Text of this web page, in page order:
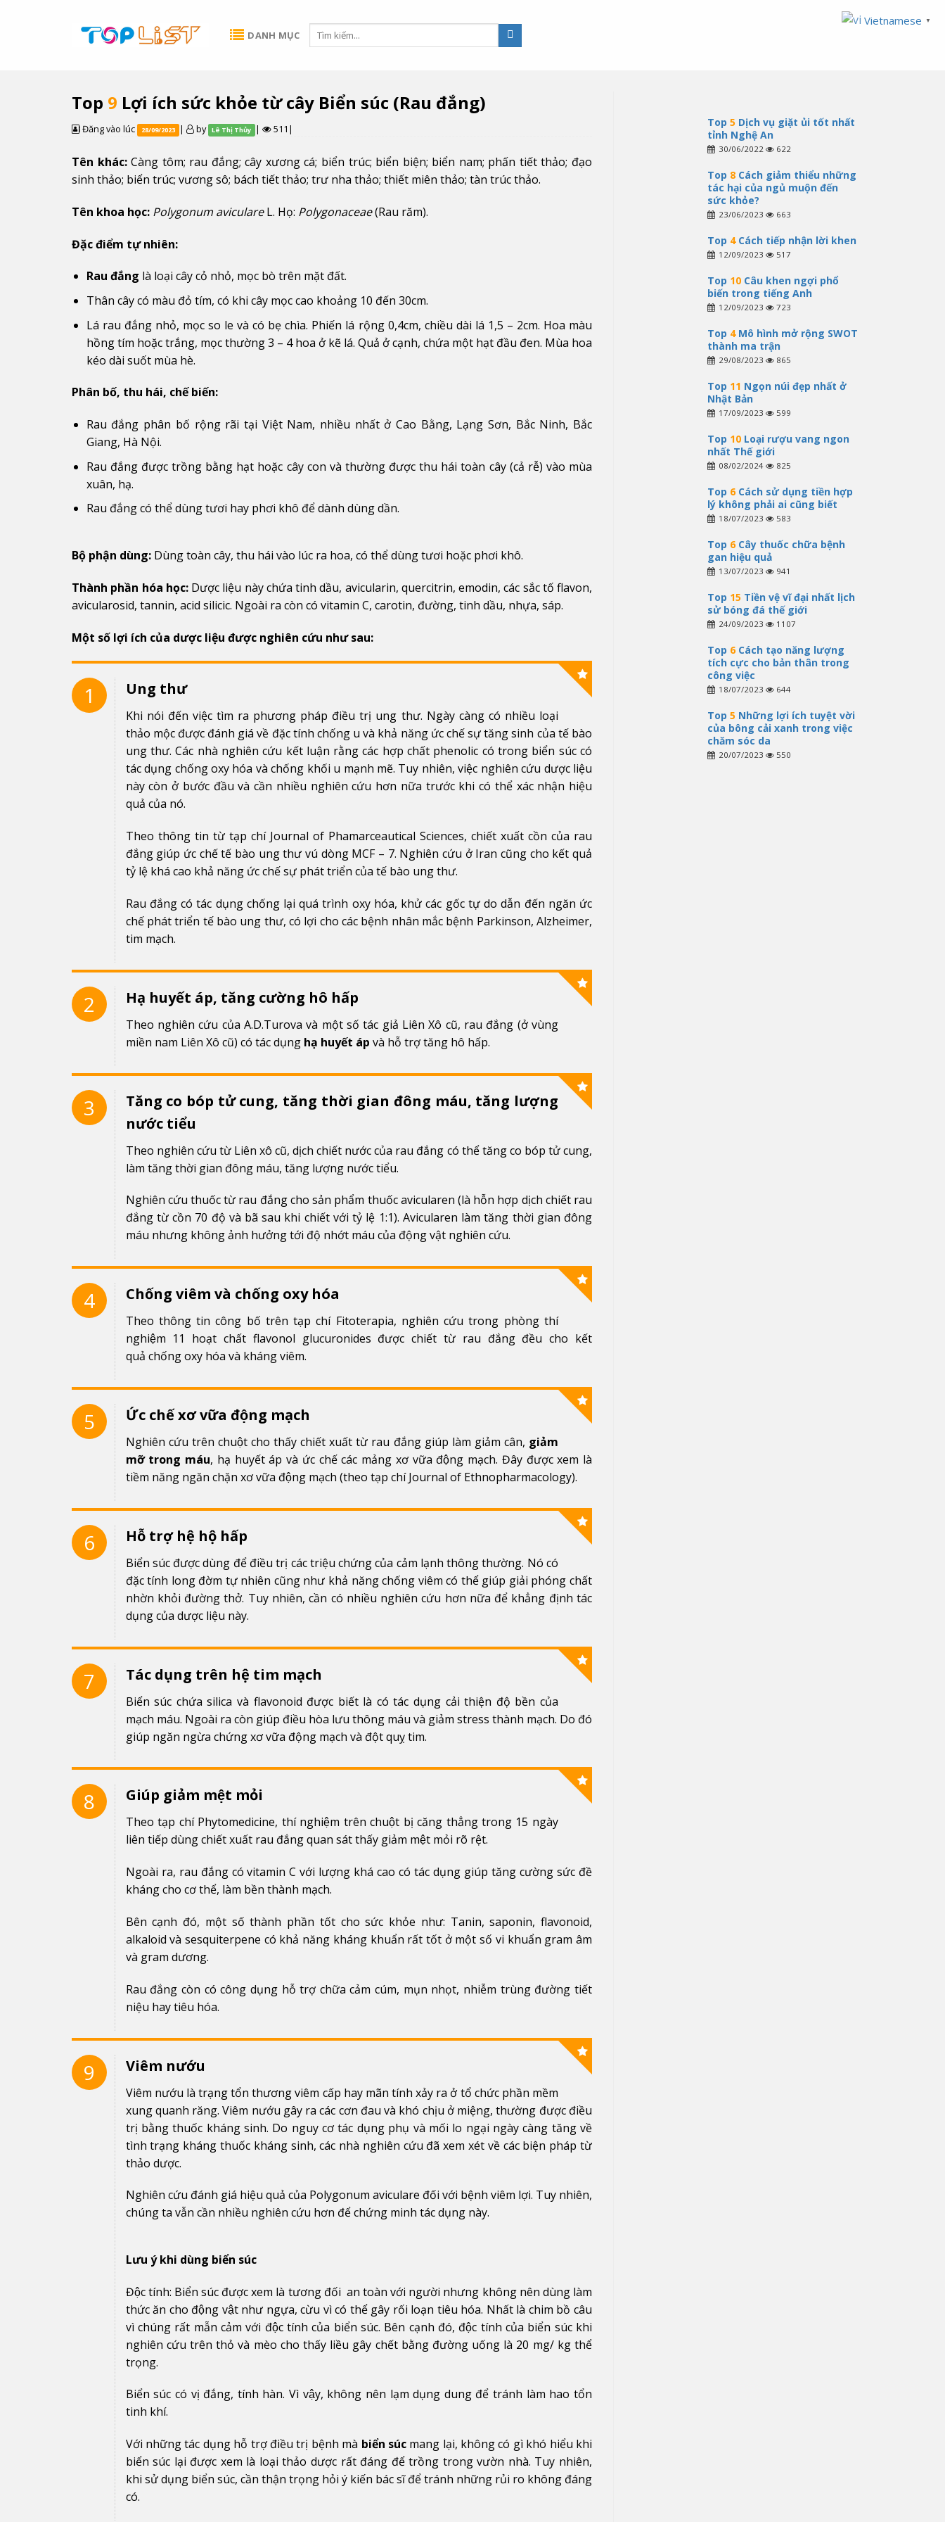
DANH MỤC
Top 9 Lợi ích sức khỏe từ cây Biển súc (Rau đắng)
Đăng vào lúc 28/09/2023 | by Lê Thị Thủy | 511|
Tên khác:Càng tôm; rau đắng; cây xương cá; biển trúc; biển biện; biển nam; phấn tiết thảo; đạo
sinh thảo; biển trúc; vương sô; bách tiết thảo; trư nha thảo; thiết miên thảo; tàn trúc thảo.
Tên khoa học: Polygonum aviculareL. Họ: Polygonaceae(Rau răm).
Đặc điểm tự nhiên:
Rau đắng là loại cây cỏ nhỏ, mọc bò trên mặt đất.
Thân cây có màu đỏ tím, có khi cây mọc cao khoảng 10 đến 30cm.
Lá rau đắng nhỏ, mọc so le và có bẹ chìa. Phiến lá rộng 0,4cm, chiều dài lá 1,5 – 2cm. Hoa màu
hồng tím hoặc trắng, mọc thường 3 – 4 hoa ở kẽ lá. Quả ở cạnh, chứa một hạt đầu đen. Mùa hoa
kéo dài suốt mùa hè.
Phân bố, thu hái, chế biến:
Rau đắng phân bố rộng rãi tại Việt Nam, nhiều nhất ở Cao Bằng, Lạng Sơn, Bắc Ninh, Bắc
Giang, Hà Nội.
Rau đắng được trồng bằng hạt hoặc cây con và thường được thu hái toàn cây (cả rễ) vào mùa
xuân, hạ.
Rau đắng có thể dùng tươi hay phơi khô để dành dùng dần.
Bộ phận dùng: Dùng toàn cây, thu hái vào lúc ra hoa, có thể dùng tươi hoặc phơi khô.
Thành phần hóa học: Dược liệu này chứa tinh dầu, avicularin, quercitrin, emodin, các sắc tố flavon,
avicularosid, tannin, acid silicic. Ngoài ra còn có vitamin C, carotin, đường, tinh dầu, nhựa, sáp.
Một số lợi ích của dược liệu được nghiên cứu như sau:
1 Ung thư
Khi nói đến việc tìm ra phương pháp điều trị ung thư. Ngày càng có nhiều loại
thảo mộc được đánh giá về đặc tính chống u và khả năng ức chế sự tăng sinh của tế bào
ung thư. Các nhà nghiên cứu kết luận rằng các hợp chất phenolic có trong biển súc có
tác dụng chống oxy hóa và chống khối u mạnh mẽ. Tuy nhiên, việc nghiên cứu dược liệu
này còn ở bước đầu và cần nhiều nghiên cứu hơn nữa trước khi có thể xác nhận hiệu
quả của nó.
Theo thông tin từ tạp chí Journal of Phamarceautical Sciences, chiết xuất cồn của rau
đắng giúp ức chế tế bào ung thư vú dòng MCF – 7. Nghiên cứu ở Iran cũng cho kết quả
tỷ lệ khá cao khả năng ức chế sự phát triển của tế bào ung thư.
Rau đắng có tác dụng chống lại quá trình oxy hóa, khử các gốc tự do dẫn đến ngăn ức
chế phát triển tế bào ung thư, có lợi cho các bệnh nhân mắc bệnh Parkinson, Alzheimer,
tim mạch.
2 Hạ huyết áp, tăng cường hô hấp
Theo nghiên cứu của A.D.Turova và một số tác giả Liên Xô cũ, rau đắng (ở vùng
miền nam Liên Xô cũ) có tác dụng hạ huyết áp và hỗ trợ tăng hô hấp.
3
Tăng co bóp tử cung, tăng thời gian đông máu, tăng lượng
nước tiểu
Theo nghiên cứu từ Liên xô cũ, dịch chiết nước của rau đắng có thể tăng co bóp tử cung,
làm tăng thời gian đông máu, tăng lượng nước tiểu.
Nghiên cứu thuốc từ rau đắng cho sản phẩm thuốc avicularen (là hỗn hợp dịch chiết rau
đắng từ cồn 70 độ và bã sau khi chiết với tỷ lệ 1:1). Avicularen làm tăng thời gian đông
máu nhưng không ảnh hưởng tới độ nhớt máu của động vật nghiên cứu.
4 Chống viêm và chống oxy hóa
Theo thông tin công bố trên tạp chí Fitoterapia, nghiên cứu trong phòng thí
nghiệm 11 hoạt chất flavonol glucuronides được chiết từ rau đắng đều cho kết
quả chống oxy hóa và kháng viêm.
5 Ức chế xơ vữa động mạch
Nghiên cứu trên chuột cho thấy chiết xuất từ rau đắng giúp làm giảm cân, giảm
mỡ trong máu, hạ huyết áp và ức chế các mảng xơ vữa động mạch. Đây được xem là
tiềm năng ngăn chặn xơ vữa động mạch (theo tạp chí Journal of Ethnopharmacology).
6 Hỗ trợ hệ hộ hấp
Biển súc được dùng để điều trị các triệu chứng của cảm lạnh thông thường. Nó có
đặc tính long đờm tự nhiên cũng như khả năng chống viêm có thể giúp giải phóng chất
nhờn khỏi đường thở. Tuy nhiên, cần có nhiều nghiên cứu hơn nữa để khẳng định tác
dụng của dược liệu này.
7 Tác dụng trên hệ tim mạch
Biển súc chứa silica và flavonoid được biết là có tác dụng cải thiện độ bền của
mạch máu. Ngoài ra còn giúp điều hòa lưu thông máu và giảm stress thành mạch. Do đó
giúp ngăn ngừa chứng xơ vữa động mạch và đột quỵ tim.
8 Giúp giảm mệt mỏi
Theo tạp chí Phytomedicine, thí nghiệm trên chuột bị căng thẳng trong 15 ngày
liên tiếp dùng chiết xuất rau đắng quan sát thấy giảm mệt mỏi rõ rệt.
Ngoài ra, rau đắng có vitamin C với lượng khá cao có tác dụng giúp tăng cường sức đề
kháng cho cơ thể, làm bền thành mạch.
Bên cạnh đó, một số thành phần tốt cho sức khỏe như: Tanin, saponin, flavonoid,
alkaloid và sesquiterpene có khả năng kháng khuẩn rất tốt ở một số vi khuẩn gram âm
và gram dương.
Rau đắng còn có công dụng hỗ trợ chữa cảm cúm, mụn nhọt, nhiễm trùng đường tiết
niệu hay tiêu hóa.
9 Viêm nướu
Viêm nướu là trạng tổn thương viêm cấp hay mãn tính xảy ra ở tổ chức phần mềm
xung quanh răng. Viêm nướu gây ra các cơn đau và khó chịu ở miệng, thường được điều
trị bằng thuốc kháng sinh. Do nguy cơ tác dụng phụ và mối lo ngại ngày càng tăng về
tình trạng kháng thuốc kháng sinh, các nhà nghiên cứu đã xem xét về các biện pháp từ
thảo dược.
Nghiên cứu đánh giá hiệu quả của Polygonum aviculare đối với bệnh viêm lợi. Tuy nhiên,
chúng ta vẫn cần nhiều nghiên cứu hơn để chứng minh tác dụng này.
Lưu ý khi dùng biển súc
Độc tính: Biển súc được xem là tương đối an toàn với người nhưng không nên dùng làm
thức ăn cho động vật như ngựa, cừu vì có thể gây rối loạn tiêu hóa. Nhất là chim bồ câu
vì chúng rất mẫn cảm với độc tính của biển súc. Bên cạnh đó, độc tính của biển súc khi
nghiên cứu trên thỏ và mèo cho thấy liều gây chết bằng đường uống là 20 mg/ kg thể
trọng.
Biển súc có vị đắng, tính hàn. Vì vậy, không nên lạm dụng dung để tránh làm hao tổn
tinh khí.
Với những tác dụng hỗ trợ điều trị bệnh mà biển súcmang lại, không có gì khó hiểu khi
biển súc lại được xem là loại thảo dược rất đáng để trồng trong vườn nhà. Tuy nhiên,
khi sử dụng biển súc, cần thận trọng hỏi ý kiến bác sĩ để tránh những rủi ro không đáng
có.
Top 5 Dịch vụ giặt ủi tốt nhất
tỉnh Nghệ An
30/06/2022 622
Top 8Cách giảm thiểu những
tác hại của ngủ muộn đến
sức khỏe?
23/06/2023 663
Top 4Cách tiếp nhận lời khen
12/09/2023 517
Top 10Câu khen ngợi phổ
biến trong tiếng Anh
12/09/2023 723
Top 4Mô hình mở rộng SWOT
thành ma trận
29/08/2023 865
Top 11 Ngọn núi đẹp nhất ở
Nhật Bản
17/09/2023 599
Top 10Loại rượu vang ngon
nhất Thế giới
08/02/2024 825
Top 6Cách sử dụng tiền hợp
lý không phải ai cũng biết
18/07/2023 583
Top 6Cây thuốc chữa bệnh
gan hiệu quả
13/07/2023 941
Top 15 Tiền vệ vĩ đại nhất lịch
sử bóng đá thế giới
24/09/2023 1107
Top 6Cách tạo năng lượng
tích cực cho bản thân trong
công việc
18/07/2023 644
Top 5 Những lợi ích tuyệt vời
của bông cải xanh trong việc
chăm sóc da
20/07/2023 550
Vietnamese ▼